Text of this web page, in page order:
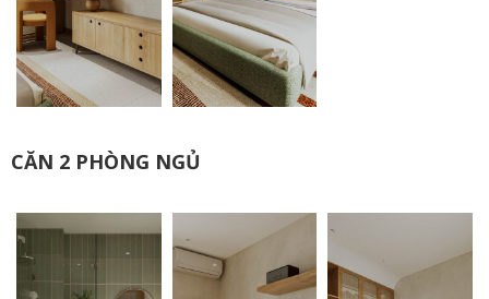
CĂN 2 PHÒNG NGỦ